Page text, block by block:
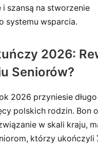
szansą na stworzenie
systemu wsparcia.
2026:
Seniorów?
2026 przyniesie
polskich rodzin. Bon
w skali kraju,
którzy ukończyli